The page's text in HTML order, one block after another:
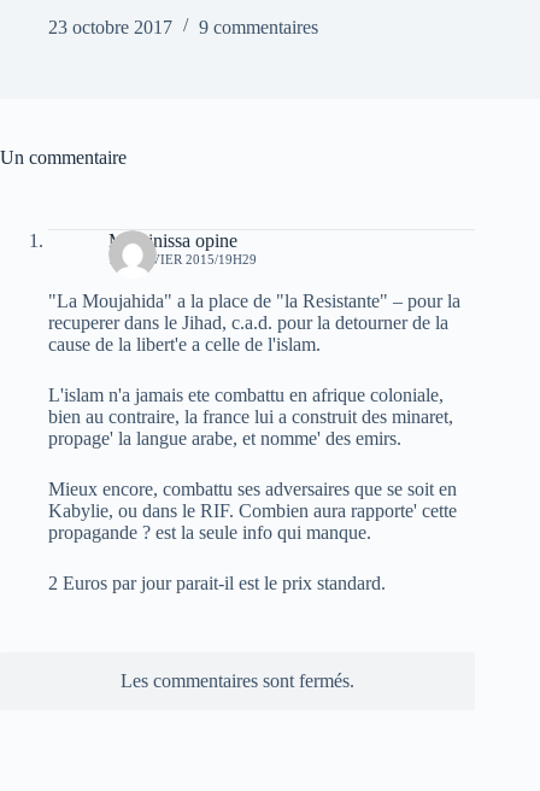
23 octobre 2017
9 commentaires
Un commentaire
Massinissa opine
19 JANVIER 2015/19H29
"La Moujahida" a la place de "la Resistante" – pour la
recuperer dans le Jihad, c.a.d. pour la detourner de la
cause de la libert'e a celle de l'islam.
L'islam n'a jamais ete combattu en afrique coloniale,
bien au contraire, la france lui a construit des minaret,
propage' la langue arabe, et nomme' des emirs.
Mieux encore, combattu ses adversaires que se soit en
Kabylie, ou dans le RIF. Combien aura rapporte' cette
propagande ? est la seule info qui manque.
2 Euros par jour parait-il est le prix standard.
Les commentaires sont fermés.